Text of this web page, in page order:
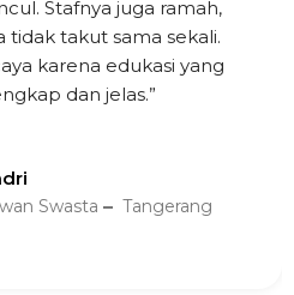
Stafnya juga ramah,
tidak takut sama sekali.
karena edukasi yang
dan jelas.”
Swasta Tangerang